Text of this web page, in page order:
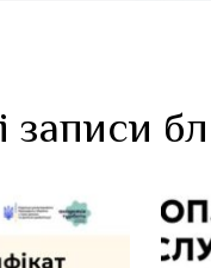
записи